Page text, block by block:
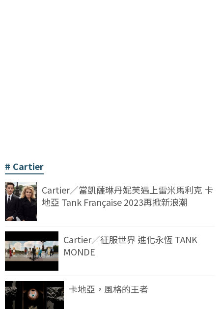
Cartier
Cartier／當凱薩琳丹妮芙遇上雷米馬利克 卡
地亞 Tank Française 2023再掀新浪潮
Cartier／征服世界 進化永恆 TANK
MONDE
卡地亞，風格的王者